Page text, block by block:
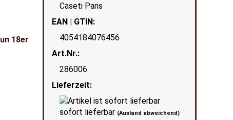
Caseti Paris
EAN | GTIN:
4054184076456
Art.Nr.:
286006
Lieferzeit:
sofort lieferbar (Ausland abweichend)